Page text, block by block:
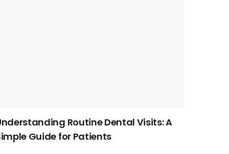
Routine Dental Visits: A
Guide for Patients